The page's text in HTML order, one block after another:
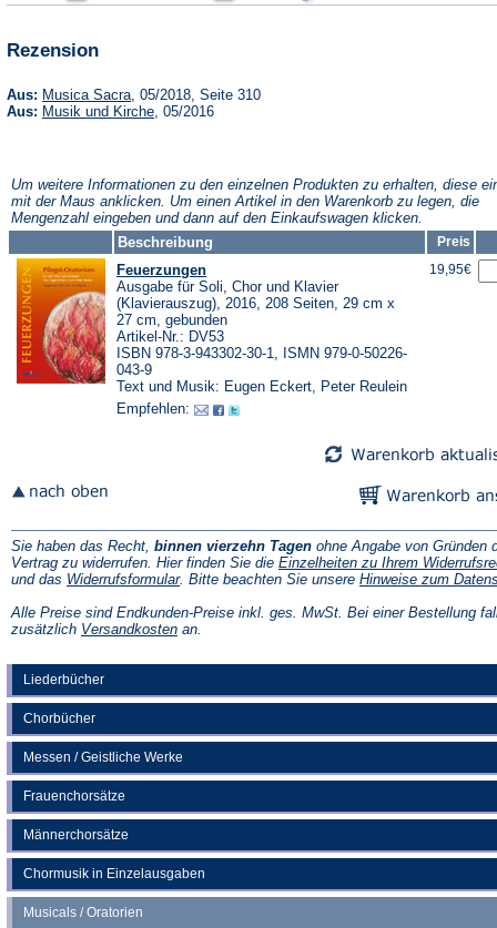
Liederbücher
Chorbücher
Messen / Geistliche Werke
Frauenchorsätze
Männerchorsätze
Chormusik in Einzelausgaben
Musicals / Oratorien
einem
einem
einem
Rezension
Aus: Musica Sacra(Öffnet
in
, 05/2018, Seite 310
Aus: Musik und Kirche(Öffnet
, 05/2016
Um weitere Informationen zu den einzelnen Produkten zu erhalten, diese
mit der Maus anklicken. Um einen Artikel in den Warenkorb zu legen, die
Mengenzahl eingeben und dann auf den Einkaufswagen klicken.
Beschreibung
Preis
Feuerzungen
Ausgabe für Soli, Chor und Klavier
(Klavierauszug), 2016, 208 Seiten, 29 cm x
27 cm, gebunden
Artikel-Nr.: DV53
ISBN 978-3-943302-30-1, ISMN 979-0-50226-
043-9
Text und Musik: Eugen Eckert, Peter Reulein
Empfehlen:
19,95€
Sie haben das Recht, binnen vierzehn Tagen ohne Angabe von Gründen
Vertrag zu widerrufen. Hier finden Sie die Einzelheiten zu Ihrem
und das Widerrufsformular(Öffnet
einem
neuen
. Bitte beachten Sie unsere Hinweise zum
Alle Preise sind Endkunden-Preise inkl. ges. MwSt. Bei einer Bestellung
zusätzlich Versandkosten(Öffnet
an.